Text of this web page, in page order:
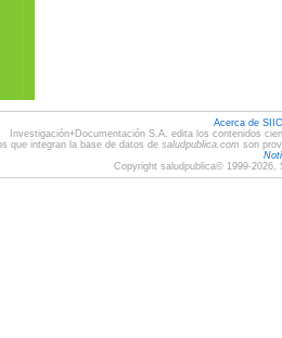
Acerca de
Investigación+Documentación S.A. edita los contenidos
que integran la base de datos de saludpublica.com son
Copyright saludpublica© 1999-